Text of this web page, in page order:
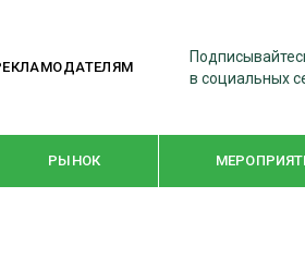
в социальных
РЫНОК